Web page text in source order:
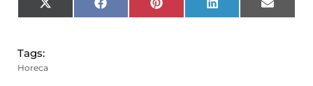
X
(Twitter)
FacebookPinterest LinkedIn Email
Tags:
Horeca